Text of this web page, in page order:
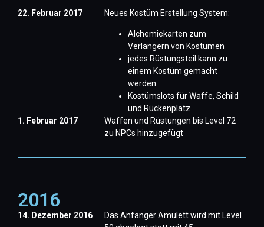
22. Februar 2017 Neues Kostüm Erstellung System:
Alchemiekarten zum
Verlängern von Kostümen
jedes Rüstungsteil kann zu
einem Kostüm gemacht
werden
Kostümslots für Waffe, Schild
und Rückenplatz
1. Februar 2017
Waffen und Rüstungen bis Level 72
zu NPCs hinzugefügt
2016
14. Dezember 2016
Das Anfänger Amulett wird mit Level